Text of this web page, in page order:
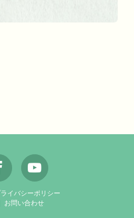
ライバシーポリシー
お問い合わせ